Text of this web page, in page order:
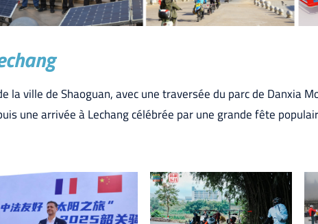
la ville de Shaoguan, avec une traversée du parc de Danxia
une arrivée à Lechang célébrée par une grande fête